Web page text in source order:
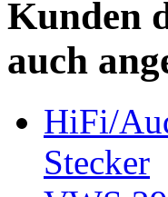
Kunden
auch
HiFi/
Stecker